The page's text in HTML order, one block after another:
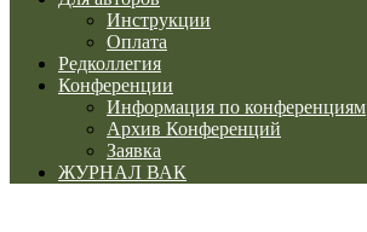
Инструкции
Оплата
Редколлегия
Конференции
Информация по конференциям
Архив Конференций
Заявка
ЖУРНАЛ ВАК